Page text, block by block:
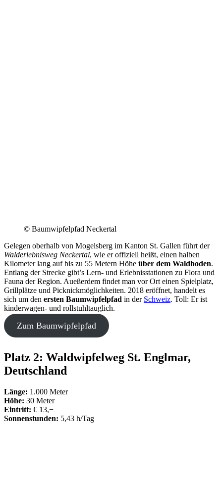
© Baumwipfelpfad Neckertal
Gelegen oberhalb von Mogelsberg im Kanton St. Gallen führt der
Walderlebnisweg Neckertal, wie er offiziell heißt, einen halben
Kilometer lang auf bis zu 55 Metern Höhe über dem Waldboden.
Entlang der Strecke gibt’s Lern- und Erlebnisstationen zu Flora und
Fauna der Region. Aueßerdem findet man vor Ort einen Spielplatz,
Grillplätze und Picknickmöglichkeiten. 2018 eröffnet, handelt es
sich um den ersten Baumwipfelpfad in der Schweiz. Toll: Er ist
kinderwagen- und rollstuhltauglich.
Zum Baumwipfelpfad
Platz 2: Waldwipfelweg St. Englmar,
Deutschland
Länge: 1.000 Meter
Höhe: 30 Meter
Eintritt: € 13,−
Sonnenstunden: 5,43 h/Tag